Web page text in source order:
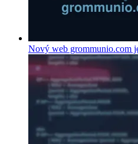
Nový web grommunio.com